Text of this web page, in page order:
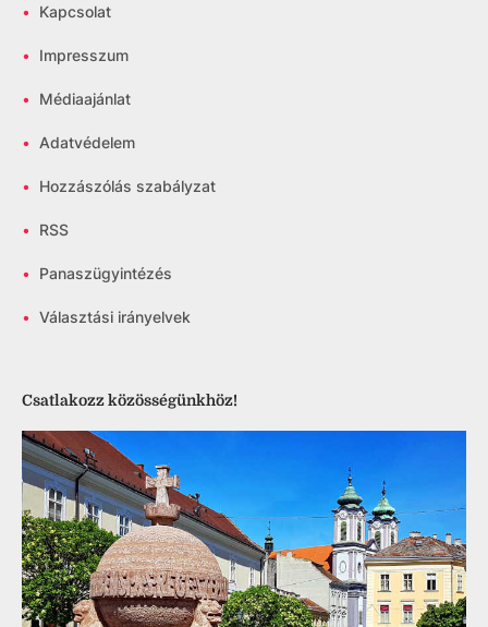
• Kapcsolat
• Impresszum
• Médiaajánlat
• Adatvédelem
• Hozzászólás szabályzat
• RSS
• Panaszügyintézés
• Választási irányelvek
Csatlakozz közösségünkhöz!